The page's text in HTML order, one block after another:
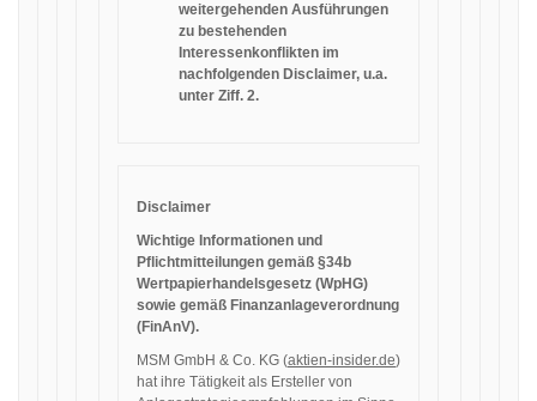
weitergehenden Ausführungen
zu bestehenden
Interessenkonflikten im
nachfolgenden Disclaimer, u.a.
unter Ziff. 2.
Disclaimer
Wichtige Informationen und
Pflichtmitteilungen gemäß §34b
Wertpapierhandelsgesetz (WpHG)
sowie gemäß Finanzanlageverordnung
(FinAnV).
MSM GmbH & Co. KG (aktien-insider.de)
hat ihre Tätigkeit als Ersteller von